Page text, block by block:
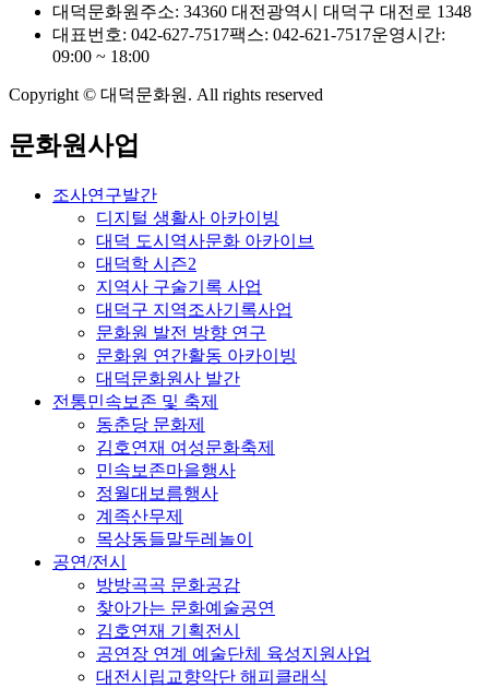
대덕문화원 주소: 34360 대전광역시 대덕구 대전로 1348
대표번호: 042-627-7517팩스: 042-621-7517운영시간:
09:00 ~ 18:00
Copyright © 대덕문화원. All rights reserved
문화원사업
조사연구발간
디지털 생활사 아카이빙
대덕 도시역사문화 아카이브
대덕학 시즌2
지역사 구술기록 사업
대덕구 지역조사기록사업
문화원 발전 방향 연구
문화원 연간활동 아카이빙
대덕문화원사 발간
전통민속보존 및 축제
동춘당 문화제
김호연재 여성문화축제
민속보존마을행사
정월대보름행사
계족산무제
목상동들말두레놀이
공연/전시
방방곡곡 문화공감
찾아가는 문화예술공연
김호연재 기획전시
공연장 연계 예술단체 육성지원사업
대전시립교향악단 해피클래식